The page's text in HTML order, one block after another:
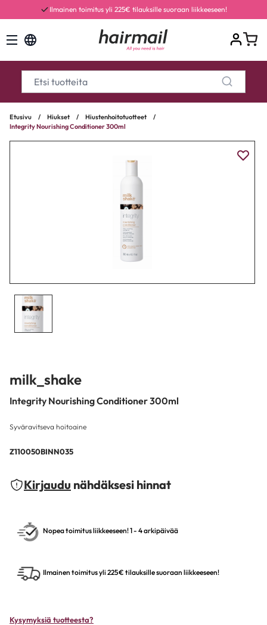
Ilmainen toimitus yli 225€ tilauksille suoraan liikkeeseen!
Etusivu / Hiukset / Hiustenhoitotuotteet
/
Integrity Nourishing Conditioner 300ml
milk_shake
Integrity Nourishing Conditioner 300ml
Syväravitseva hoitoaine
Z110050BINN035
Kirjaudu nähdäksesi hinnat
Nopea toimitus liikkeeseen! 1 - 4 arkipäivää
Ilmainen toimitus yli 225€ tilauksille suoraan liikkeeseen!
Kysymyksiä tuotteesta?